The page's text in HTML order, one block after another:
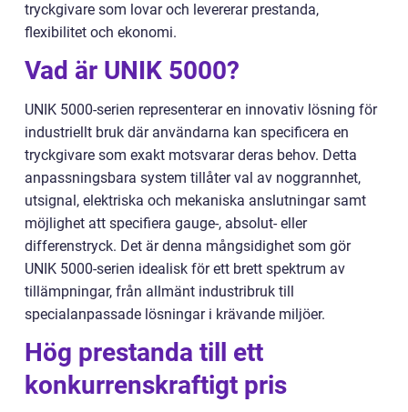
tryckgivare som lovar och levererar prestanda,
flexibilitet och ekonomi.
Vad är UNIK 5000?
UNIK 5000-serien representerar en innovativ lösning för
industriellt bruk där användarna kan specificera en
tryckgivare som exakt motsvarar deras behov. Detta
anpassningsbara system tillåter val av noggrannhet,
utsignal, elektriska och mekaniska anslutningar samt
möjlighet att specifiera gauge-, absolut- eller
differenstryck. Det är denna mångsidighet som gör
UNIK 5000-serien idealisk för ett brett spektrum av
tillämpningar, från allmänt industribruk till
specialanpassade lösningar i krävande miljöer.
Hög prestanda till ett
konkurrenskraftigt pris